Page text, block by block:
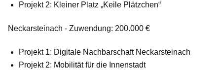
Projekt 2: Kleiner Platz „Keile Plätzchen“
Neckarsteinach - Zuwendung: 200.000 €
Projekt 1: Digitale Nachbarschaft Neckarsteinach
Projekt 2: Mobilität für die Innenstadt